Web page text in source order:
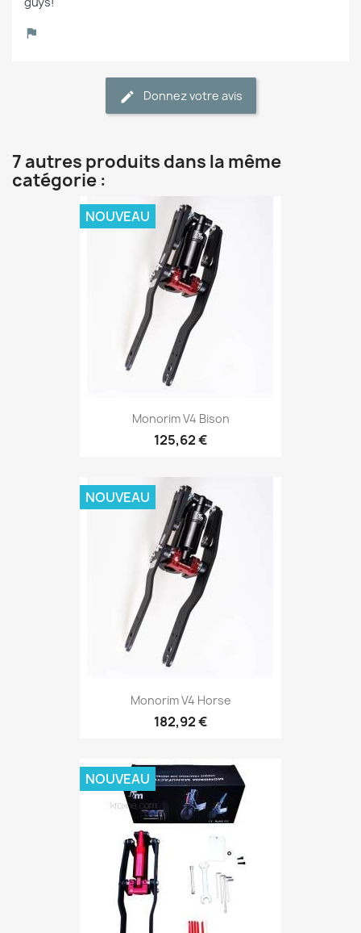
Donnez votre avis
7 autres produits dans la même
catégorie :
Monorim V4 Bison
125,62 €
NOUVEAU
Monorim V4 Horse
182,92 €
NOUVEAU
NOUVEAU